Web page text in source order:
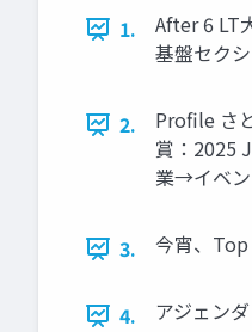
1.
After 6 LT
基盤セク
2.
Profile さ
賞：2025
業→イベン
3. 今宵、Top
4. アジェン